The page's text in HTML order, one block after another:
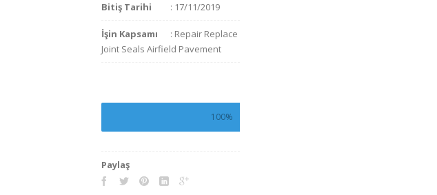
Bitiş Tarihi : 17/11/2019
İşin Kapsamı
: Repair Replace
Joint Seals Airfield Pavement
100%
Paylaş